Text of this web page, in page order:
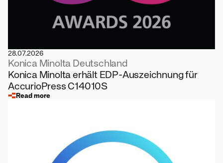
28.07.2026
Konica Minolta Deutschland
Konica Minolta erhält EDP-Auszeichnung für
AccurioPress C14010S
Read more